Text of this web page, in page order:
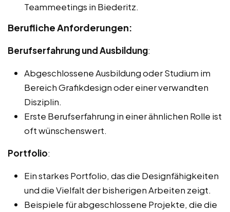
Teammeetings in Biederitz.
Berufliche Anforderungen:
Berufserfahrung und Ausbildung:
Abgeschlossene Ausbildung oder Studium im
Bereich Grafikdesign oder einer verwandten
Disziplin.
Erste Berufserfahrung in einer ähnlichen Rolle ist
oft wünschenswert.
Portfolio:
Ein starkes Portfolio, das die Designfähigkeiten
und die Vielfalt der bisherigen Arbeiten zeigt.
Beispiele für abgeschlossene Projekte, die die